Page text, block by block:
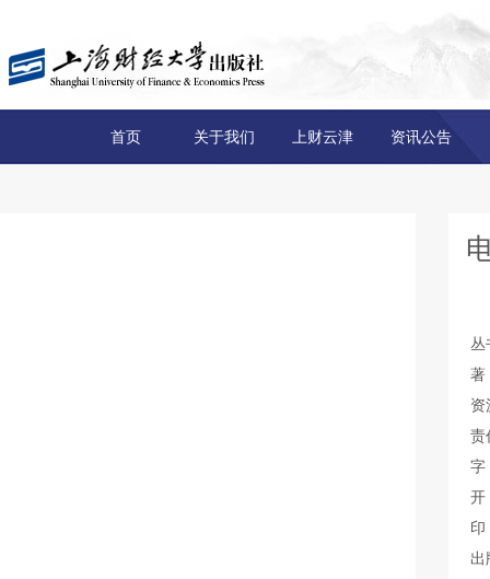
首页 关于我们 上财云津 资讯公告
丛
著
资
责
出